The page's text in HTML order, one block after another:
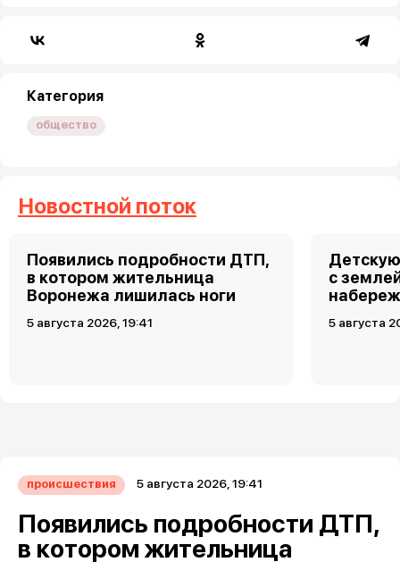
Категория
общество
Новостной поток
Появились подробности ДТП,
в котором жительница
Воронежа лишилась ноги
5 августа 2026, 19:41
с
5 августа
происшествия 5 августа 2026, 19:41
Появились подробности ДТП,
в котором жительница